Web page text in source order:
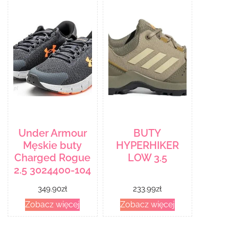
Under Armour
Męskie buty
Charged Rogue
2.5 3024400-104
349.90zł
Zobacz więcej
BUTY
HYPERHIKER
LOW 3.5
233.99zł
Zobacz więcej